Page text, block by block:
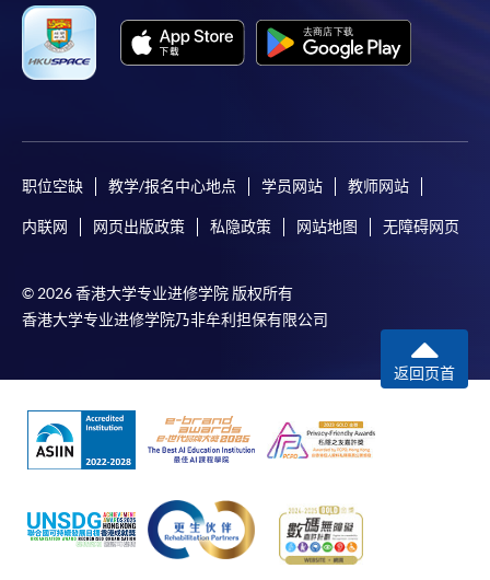
职位空缺 教学/报名中心地点 学员网站 教师网站
内联网 网页出版政策 私隐政策 网站地图 无障碍网页
© 2026 香港大学专业进修学院 版权所有
香港大学专业进修学院乃非牟利担保有限公司
返回页首